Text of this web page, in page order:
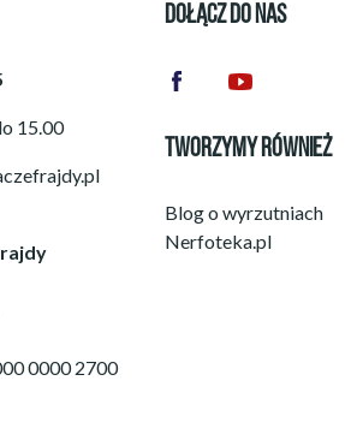
15.00
0000 2700
DOŁĄCZ DO NAS
TWORZYMY RÓWNIEŻ
Blog o wyrzutniach
Nerfoteka.pl